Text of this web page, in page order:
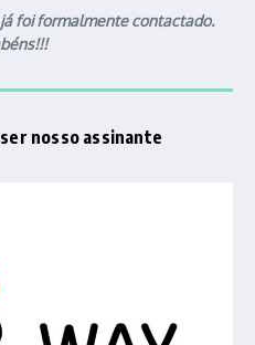
já foi formalmente contactado.
nosso assinante